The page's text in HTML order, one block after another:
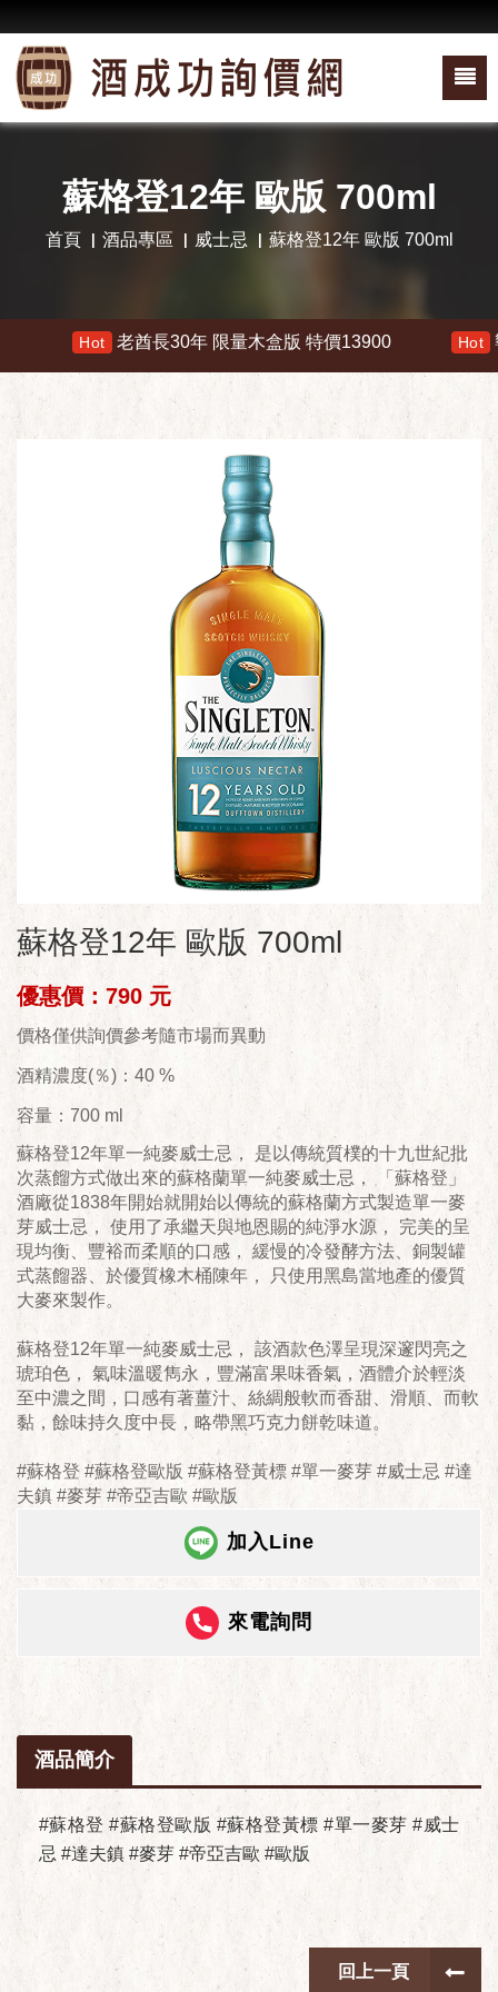
蘇格登12年 歐版 700ml
首頁 酒品專區 威士忌 蘇格登12年 歐版 700ml
老酋長30年 限量木盒版 特價13900 響
蘇格登12年 歐版 700ml
優惠價：790 元
價格僅供詢價參考隨市場而異動
酒精濃度(％)：40 %
容量：700 ml
蘇格登12年單一純麥威士忌， 是以傳統質樸的十九世紀批
次蒸餾方式做出來的蘇格蘭單一純麥威士忌， 「蘇格登」
酒廠從1838年開始就開始以傳統的蘇格蘭方式製造單一麥
芽威士忌， 使用了承繼天與地恩賜的純淨水源， 完美的呈
現均衡、豐裕而柔順的口感， 緩慢的冷發酵方法、銅製罐
式蒸餾器、於優質橡木桶陳年， 只使用黑島當地產的優質
大麥來製作。
蘇格登12年單一純麥威士忌， 該酒款色澤呈現深邃閃亮之
琥珀色， 氣味溫暖雋永，豐滿富果味香氣，酒體介於輕淡
至中濃之間，口感有著薑汁、絲綢般軟而香甜、滑順、而軟
黏，餘味持久度中長，略帶黑巧克力餅乾味道。
#蘇格登 #蘇格登歐版 #蘇格登黃標 #單一麥芽 #威士忌 #達
夫鎮 #麥芽 #帝亞吉歐 #歐版
加入Line
來電詢問
酒品簡介
#蘇格登 #蘇格登歐版 #蘇格登黃標 #單一麥芽 #威士
忌 #達夫鎮 #麥芽 #帝亞吉歐 #歐版
回上一頁